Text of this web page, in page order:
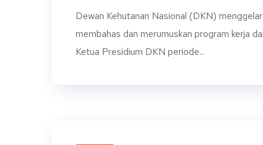
Dewan Kehutanan Nasional (DKN)
membahas dan merumuskan program kerja
Ketua Presidium DKN periode...